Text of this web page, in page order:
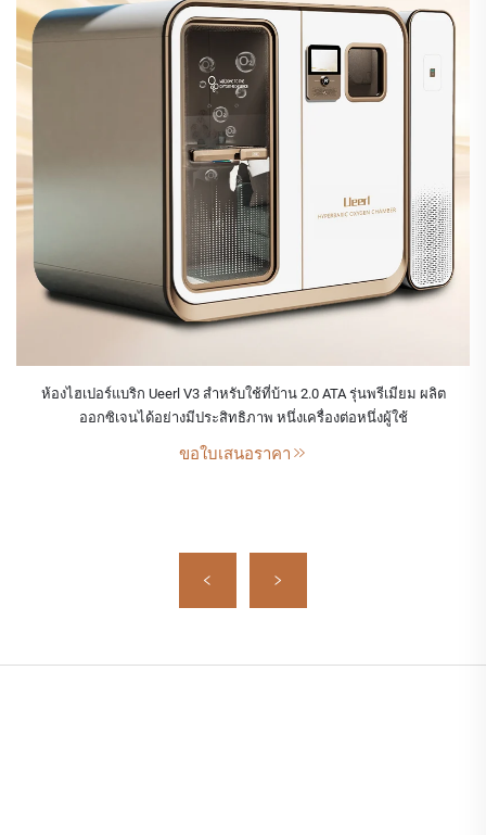
ห้องไฮเปอร์แบริก Ueerl V3 สำหรับใช้ที่บ้าน 2.0 ATA รุ่นพรีเมียม ผลิต
ออกซิเจนได้อย่างมีประสิทธิภาพ หนึ่งเครื่องต่อหนึ่งผู้ใช้
ขอใบเสนอราคา